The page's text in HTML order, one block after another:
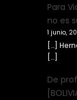
Para
no es
1 junio,
[…]
[…]
De